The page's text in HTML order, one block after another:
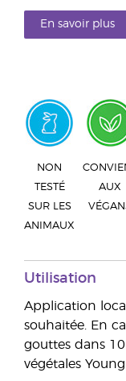
En savoir plus
NON
TESTÉ
SUR LES
ANIMAUX
AUX
Utilisation
Application
souhaitée. En
gouttes dans
végétales